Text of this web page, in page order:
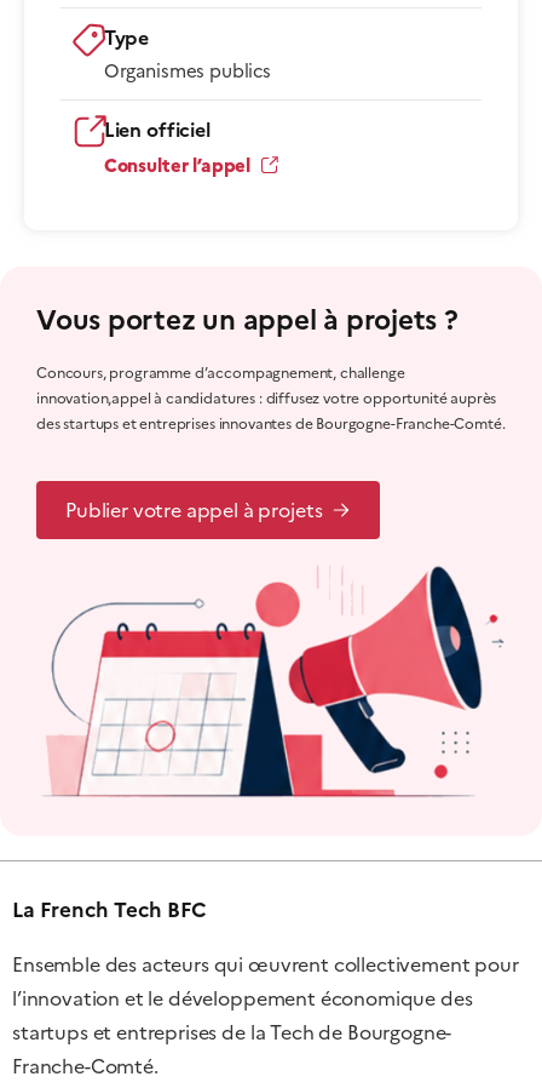
Type
Organismes publics
Lien officiel
Consulter l’appel
Vous portez un appel à projets ?
Concours, programme d’accompagnement, challenge
innovation,appel à candidatures : diffusez votre opportunité auprès
des startups et entreprises innovantes de Bourgogne-Franche-Comté.
Publier votre appel à projets
La French Tech BFC
Ensemble des acteurs qui œuvrent collectivement pour
l’innovation et le développement économique des
startups et entreprises de la Tech de Bourgogne-
Franche-Comté.